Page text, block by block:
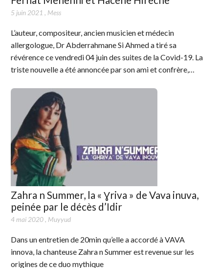
5 juin 2021 , Mess
L’auteur, compositeur, ancien musicien et médecin
allergologue, Dr Abderrahmane Si Ahmed a tiré sa
révérence ce vendredi 04 juin des suites de la Covid-19. La
triste nouvelle a été annoncée par son ami et confrère,…
Zahra n Summer, la « Ɣriva » de Vava inuva,
peinée par le décès d’Idir
4 mai 2020, Muyyud
Dans un entretien de 20min qu’elle a accordé à VAVA
innova, la chanteuse Zahra n Summer est revenue sur les
origines de ce duo mythique